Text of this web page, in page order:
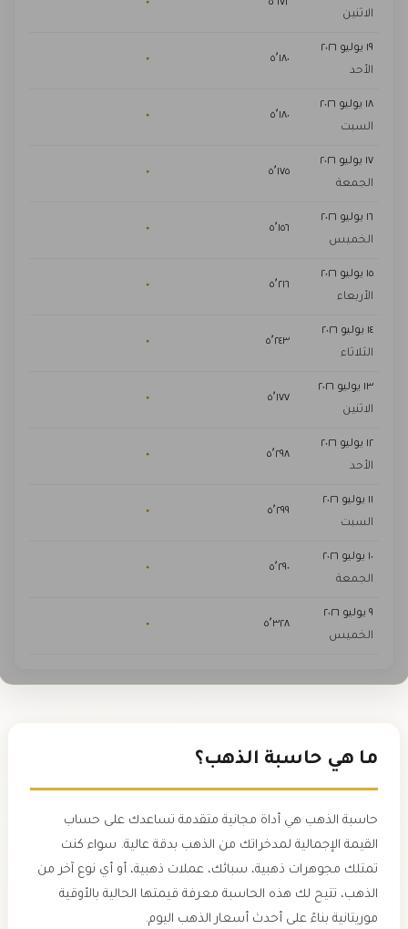
الاثنين
٥٬١٧٢ ٠
١٩ يوليو ٢٠٢٦
الأحد
٥٬١٨٠ ٠
١٨ يوليو ٢٠٢٦
السبت
٥٬١٨٠ ٠
١٧ يوليو ٢٠٢٦
الجمعة
٥٬١٧٥ ٠
١٦ يوليو ٢٠٢٦
الخميس
٥٬١٥٦ ٠
١٥ يوليو ٢٠٢٦
الأربعاء
٥٬٢١٦ ٠
١٤ يوليو ٢٠٢٦
الثلاثاء
٥٬٢٤٣ ٠
١٣ يوليو ٢٠٢٦
الاثنين
٥٬١٧٧ ٠
١٢ يوليو ٢٠٢٦
الأحد
٥٬٢٩٨ ٠
١١ يوليو ٢٠٢٦
السبت
٥٬٢٩٩ ٠
١٠ يوليو ٢٠٢٦
الجمعة
٥٬٢٩٠ ٠
٩ يوليو ٢٠٢٦
الخميس
٥٬٣٢٨ ٠
ما هي حاسبة الذهب؟
حاسبة الذهب هي أداة مجانية متقدمة تساعدك على حساب
القيمة الإجمالية لمدخراتك من الذهب بدقة عالية. سواء كنت
تمتلك مجوهرات ذهبية، سبائك، عملات ذهبية، أو أي نوع آخر من
الذهب، تتيح لك هذه الحاسبة معرفة قيمتها الحالية بالأوقية
موريتانية بناءً على أحدث أسعار الذهب اليوم.